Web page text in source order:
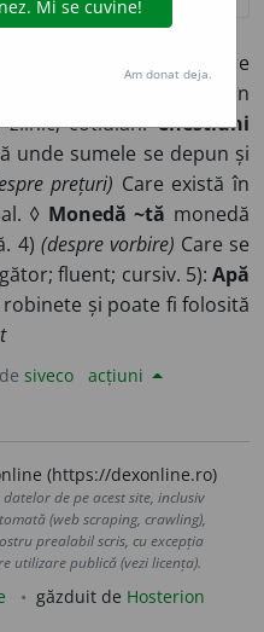
Care
2) Care are loc în
zilnic; cotidian.Chestiuni
unde sumele se depun și
prețuri) Care există în
◊ Monedă ~tă monedă
4) (despre vorbire) Care se
fluent; cursiv. 5): Apă
și poate fi folosită
siveco acțiuni
(https://dexonline.ro)
de pe acest site, inclusiv
(web scraping, crawling),
prealabil scris, cu excepția
utilizare publică (vezi licența).
găzduit de Hosterion
Am donat deja.